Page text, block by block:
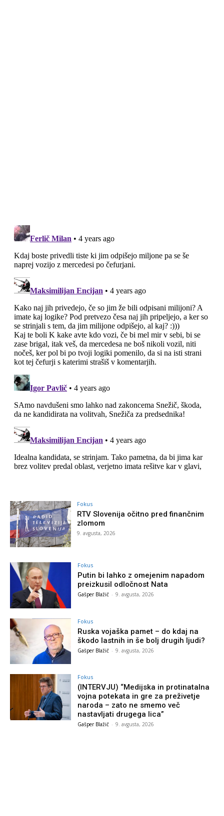
Fokus
RTV Slovenija očitno pred finančnim
zlomom
9. avgusta, 2026
Fokus
Putin bi lahko z omejenim napadom
preizkusil odločnost Nata
Gašper Blažič - 9. avgusta, 2026
Fokus
Ruska vojaška pamet – do kdaj na
škodo lastnih in še bolj drugih ljudi?
Gašper Blažič - 9. avgusta, 2026
Fokus
(INTERVJU) “Medijska in protinatalna
vojna potekata in gre za preživetje
naroda – zato ne smemo več
nastavljati drugega lica”
Gašper Blažič - 9. avgusta, 2026